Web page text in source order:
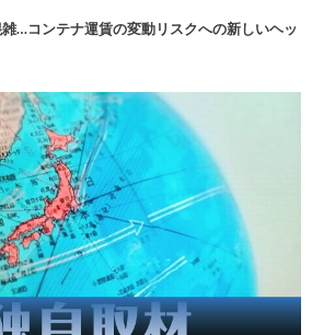
…コンテナ運賃の変動リスクへの新しいヘッ